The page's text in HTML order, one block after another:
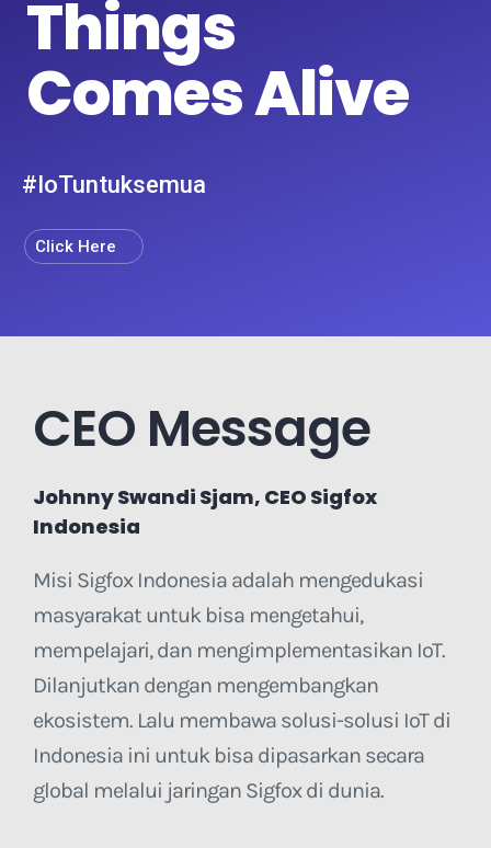
CEO Message
Johnny Swandi Sjam, CEO Sigfox
Indonesia
Misi Sigfox Indonesia adalah mengedukasi
masyarakat untuk bisa mengetahui,
mempelajari, dan mengimplementasikan IoT.
Dilanjutkan dengan mengembangkan
ekosistem. Lalu membawa solusi-solusi IoT di
Indonesia ini untuk bisa dipasarkan secara
global melalui jaringan Sigfox di dunia.